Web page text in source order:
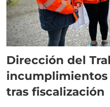
Dirección del
tras fiscalización